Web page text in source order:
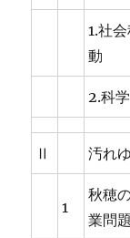
1.社
動
2.科
Ⅱ 汚れ
1
秋穂
業問